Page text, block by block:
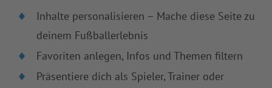
Inhalte personalisieren – Mache diese Seite zu
deinem Fußballerlebnis
Favoriten anlegen, Infos und Themen filtern
Präsentiere dich als Spieler, Trainer oder